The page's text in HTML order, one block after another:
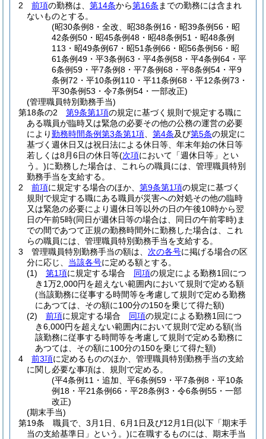
2
前項の勤務は、 第14条から第16条 までの勤務には含まれ
ないものとする。
(昭30条例8・全改、昭38条例16・昭39条例56・昭
42条例50・昭45条例48・昭48条例51・昭48条例
113・昭49条例67・昭51条例66・昭56条例56・昭
61条例49・平3条例63・平4条例58・平4条例64・平
6条例59・平7条例8・平7条例68・平8条例54・平9
条例72・平10条例110・平11条例68・平12条例73・
平30条例53・令7条例54・一部改正)
(管理職員特別勤務手当)
第18条の2
第9条第1項の規定に基づく規則で規定する職に
ある職員が臨時又は緊急の必要その他の公務の運営の必要
により勤務時間条例第3条第1項 第4条及び第5条の規定に
基づく週休日又は祝日法による休日等、年末年始の休日等
若しくは8月6日の休日等(次項において「週休日等」とい
う。)に勤務した場合は、これらの職員には、管理職員特別
勤務手当を支給する。
2
前項に規定する場合のほか、 第9条第1項の規定に基づく
規則で規定する職にある職員が災害への対処その他の臨時
又は緊急の必要により週休日等以外の日の午後10時から翌
日の午前5時(同日が週休日等の場合は、同日の午前零時) ま
での間であつて正規の勤務時間外に勤務した場合は、これ
らの職員には、管理職員特別勤務手当を支給する。
3
管理職員特別勤務手当の額は、 次の各号に掲げる場合の区
分に応じ、 当該各号に定める額とする。
(1)
第1項に規定する場合 同項の規定による勤務1回につ
き1万2,000円を超えない範囲内において規則で定める額
(当該勤務に従事する時間等を考慮して規則で定める勤務
にあつては、その額に100分の150を乗じて得た額)
(2)
前項に規定する場合 同項の規定による勤務1回につ
き6,000円を超えない範囲内において規則で定める額(当
該勤務に従事する時間等を考慮して規則で定める勤務に
あつては、その額に100分の150を乗じて得た額)
4
前3項に定めるもののほか、管理職員特別勤務手当の支給
に関し必要な事項は、規則で定める。
(平4条例11・追加、平6条例59・平7条例8・平10条
例18・平21条例66・平28条例3・令6条例55・一部
改正)
(期末手当)
第19条
職員で、3月1日、6月1日及び12月1日(以下「期末手
当の支給基準日」という。)に在職するものには、期末手当